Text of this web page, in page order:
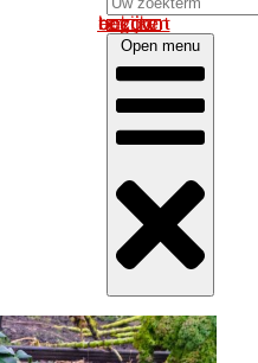
Log in om uw account te bekijken
Open menu